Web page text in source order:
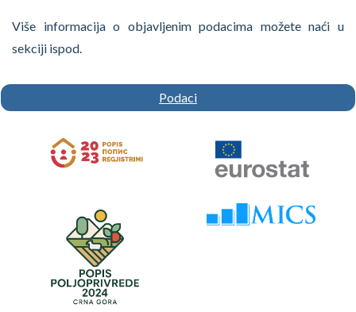
Više informacija o objavljenim podacima možete naći u
sekciji ispod.
Podaci